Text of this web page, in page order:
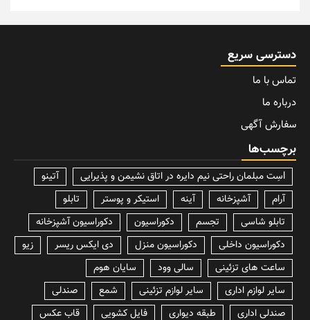
دسترسی سریع
تماس با ما
درباره ما
سفارش آگهی
برچسب‌ها
lسِت مبلمان راحتی نیم دایره در اتاق نشیمن و پذیرایی
آتینو
آرام
آشپزخانه آینه استیکر و پوستر
تابلو
تابلو شاسی
تجسم دکوراسیون
دکوراسیون آشپزخانه
دکوراسیون داخلی
دکوراسیون منزل دی ایکس ریسر
زیو
ساعت های تزئینی
سالی وود
سایان هوم
سایر لوازم اداری
سایر لوازم تزئینی شمع
صندلی
صندلی اداری
طبقه دیواری فایل کشویی قاب عکس